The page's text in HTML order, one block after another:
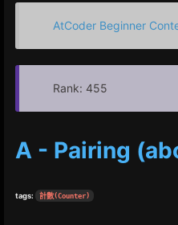
AtCoder Beginner
Rank: 455
A - Pairing
tags: 計數(Counter)